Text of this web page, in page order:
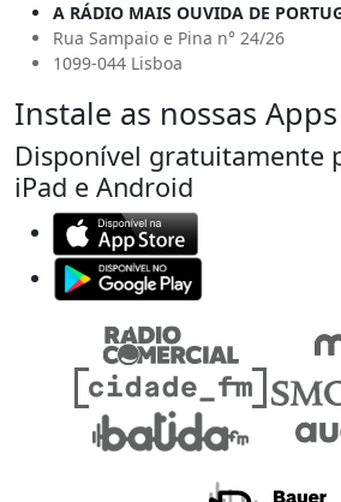
A RÁDIO MAIS OUVIDA DE
Rua Sampaio e Pina n° 24/26
1099-044 Lisboa
Instale as nossas Apps
Disponível gratuitamente
iPad e Android